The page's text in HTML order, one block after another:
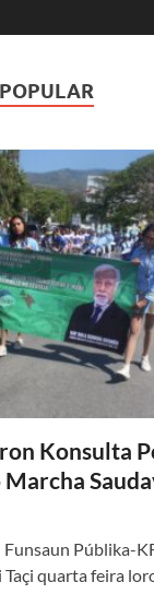
Konsulta
Públika-
Taçi quarta feira